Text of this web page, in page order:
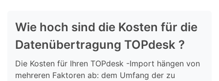
Wie hoch sind die Kosten für die
Datenübertragung TOPdesk ?
Die Kosten für Ihren TOPdesk -Import hängen von
mehreren Faktoren ab: dem Umfang der zu